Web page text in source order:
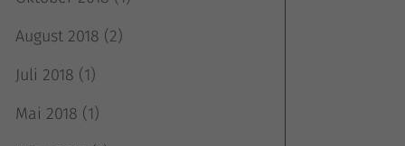
August 2018 (2)
Juli 2018 (1)
Mai 2018 (1)